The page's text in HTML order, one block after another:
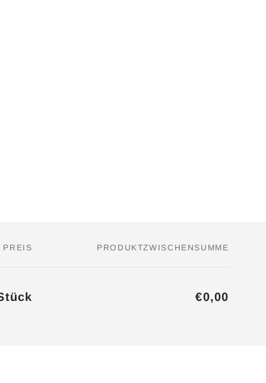
PREIS PRODUKTZWISCHENSUMME
€0,00